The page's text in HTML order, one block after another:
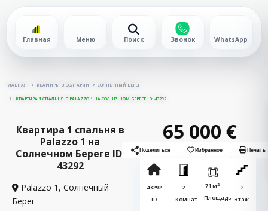
Главная Меню Поиск Звонок WhatsApp
ГЛАВНАЯ КВАРТИРЫ В БОЛГАРИИ СОЛНЕЧНЫЙ БЕРЕГ
КВАРТИРА 1 СПАЛЬНЯ В PALAZZO 1 НА СОЛНЕЧНОМ БЕРЕГЕ ID: 43292
Квартира 1 спальня в
Palazzo 1 на
Солнечном Береге ID:
43292
Palazzo 1, Солнечный
Берег
65 000 €
Поделиться Избранное Печать
43292
ID
2
Комнат
71 м2
Площадь
2
Этаж